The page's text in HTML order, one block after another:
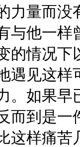
力量而没
与他一样
的情况下
见这样
。如果早
而到是
这样痛苦